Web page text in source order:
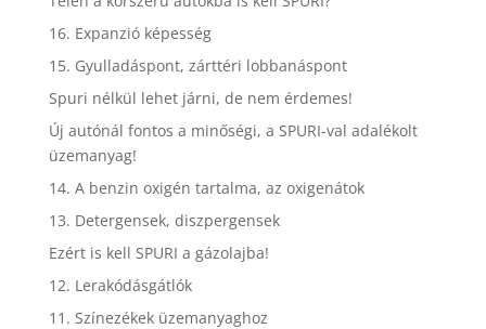
16. Expanzió képesség
15. Gyulladáspont, zárttéri lobbanáspont
Spuri nélkül lehet járni, de nem érdemes!
Új autónál fontos a minőségi, a SPURI-val adalékolt
üzemanyag!
14. A benzin oxigén tartalma, az oxigenátok
13. Detergensek, diszpergensek
Ezért is kell SPURI a gázolajba!
12. Lerakódásgátlók
11. Színezékek üzemanyaghoz